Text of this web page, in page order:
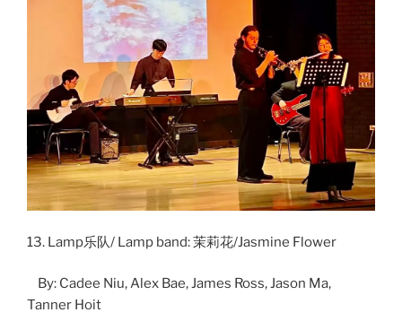
13. Lamp乐队/ Lamp band: 茉莉花/Jasmine Flower
By: Cadee Niu, Alex Bae, James Ross, Jason Ma,
Tanner Hoit